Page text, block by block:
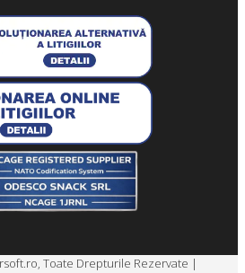
Toate Drepturile Rezervate |